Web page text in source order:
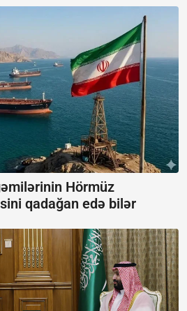
Hörmüz
qadağan edə bilər